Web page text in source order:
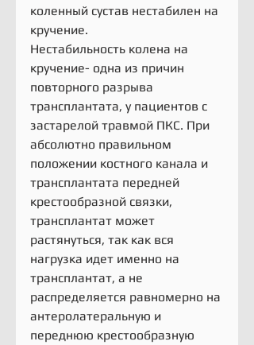
коленный сустав нестабилен на
кручение.
Нестабильность колена на
кручение- одна из причин
повторного разрыва
трансплантата, у пациентов с
застарелой травмой ПКС. При
абсолютно правильном
положении костного канала и
трансплантата передней
крестообразной связки,
трансплантат может
растянуться, так как вся
нагрузка идет именно на
трансплантат, а не
распределяется равномерно на
антеролатеральную и
переднюю крестообразную